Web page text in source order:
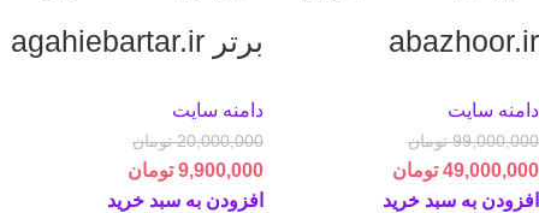
abazhoor.ir
دامنه سایت
99,000,000 تومان
49,000,000 تومان
افزودن به سبد خرید
برتر agahiebartar.ir
دامنه سایت
20,000,000 تومان
9,900,000 تومان
افزودن به سبد خرید